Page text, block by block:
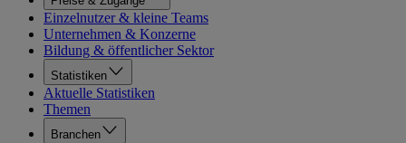
Einzelnutzer & kleine Teams
Unternehmen & Konzerne
Bildung & öffentlicher Sektor
Statistiken
Aktuelle Statistiken
Themen
Branchen